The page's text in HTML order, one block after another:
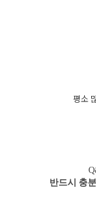
평소
반드시 충